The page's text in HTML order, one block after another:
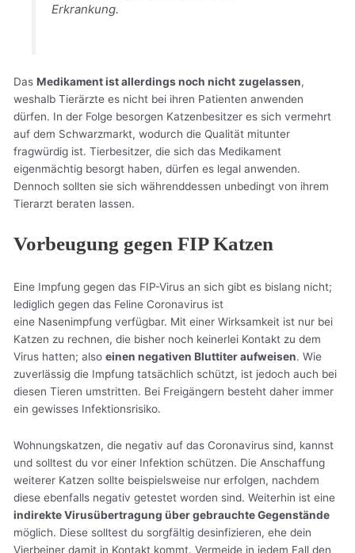
Erkrankung.
DasMedikament ist allerdings noch nicht zugelassen,
weshalb Tierärzte es nicht bei ihren Patienten anwenden
dürfen. In der Folge besorgen Katzenbesitzer es sich vermehrt
auf dem Schwarzmarkt, wodurch die Qualität mitunter
fragwürdig ist. Tierbesitzer, die sich das Medikament
eigenmächtig besorgt haben, dürfen es legal anwenden.
Dennoch sollten sie sich währenddessen unbedingt von ihrem
Tierarzt beraten lassen.
Vorbeugung gegen FIP Katzen
Eine Impfung gegen das FIP-Virus an sich gibt es bislang nicht;
lediglich gegen das Feline Coronavirus ist
eine Nasenimpfung verfügbar. Mit einer Wirksamkeit ist nur bei
Katzen zu rechnen, die bisher noch keinerlei Kontakt zu dem
Virus hatten; alsoeinen negativen Bluttiter aufweisen. Wie
zuverlässig die Impfung tatsächlich schützt, ist jedoch auch bei
diesen Tieren umstritten. Bei Freigängern besteht daher immer
ein gewisses Infektionsrisiko.
Wohnungskatzen, die negativ auf das Coronavirus sind, kannst
und solltest du vor einer Infektion schützen. Die Anschaffung
weiterer Katzen sollte beispielsweise nur erfolgen, nachdem
diese ebenfalls negativ getestet worden sind. Weiterhin ist eine
indirekte Virusübertragung über gebrauchte Gegenstände
möglich. Diese solltest du sorgfältig desinfizieren, ehe dein
Vierbeiner damit in Kontakt kommt. Vermeide in jedem Fall den